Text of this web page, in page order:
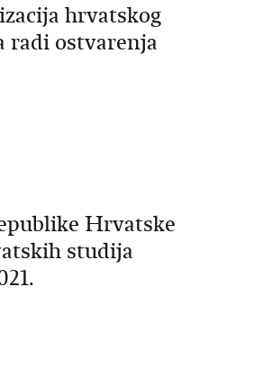
hrvatskog
radi ostvarenja
Hrvatske
studija